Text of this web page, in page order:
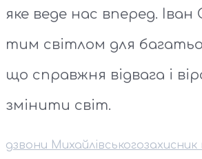
яке веде нас вперед.
тим світлом для
що справжня відвага і
змінити світ.
дзвони Михайлівськогозахисник